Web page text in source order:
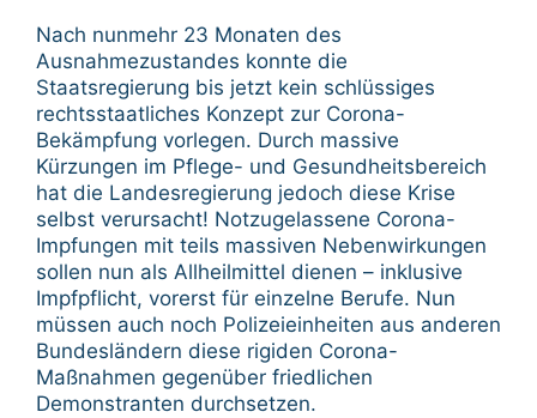
Nach nunmehr 23 Monaten des
Ausnahmezustandes konnte die
Staatsregierung bis jetzt kein schlüssiges
rechtsstaatliches Konzept zur Corona-
Bekämpfung vorlegen. Durch massive
Kürzungen im Pflege- und Gesundheitsbereich
hat die Landesregierung jedoch diese Krise
selbst verursacht! Notzugelassene Corona-
Impfungen mit teils massiven Nebenwirkungen
sollen nun als Allheilmittel dienen – inklusive
Impfpflicht, vorerst für einzelne Berufe. Nun
müssen auch noch Polizeieinheiten aus anderen
Bundesländern diese rigiden Corona-
Maßnahmen gegenüber friedlichen
Demonstranten durchsetzen.